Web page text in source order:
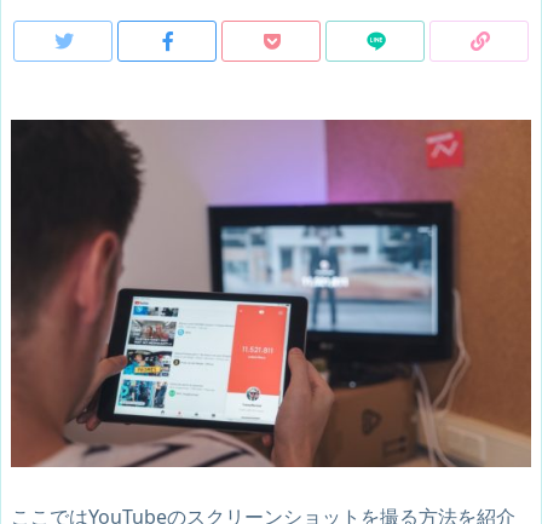
ここではYouTubeのスクリーンショットを撮る方法を紹介